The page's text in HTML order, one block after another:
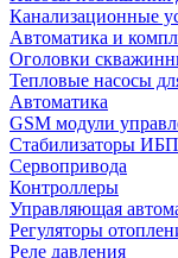
Канализационные
Автоматика и
Оголовки
Тепловые насосы
Автоматика
GSM модули
Стабилизаторы ИБП
Сервопривода
Контроллеры
Управляющая
Регуляторы
Реле давления